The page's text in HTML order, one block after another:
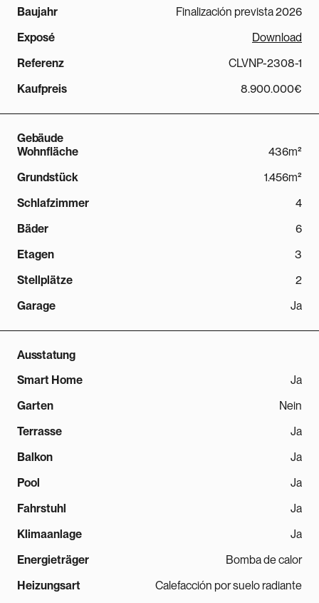
Baujahr
Finalización prevista 2026
Exposé
Download
Referenz
CLVNP-2308-1
Kaufpreis
8.900.000€
Gebäude
Wohnfläche
436m²
Grundstück
1.456m²
Schlafzimmer
4
Bäder
6
Etagen
3
Stellplätze
2
Garage
Ja
Ausstatung
Smart Home
Ja
Garten
Nein
Terrasse
Ja
Balkon
Ja
Pool
Ja
Fahrstuhl
Ja
Klimaanlage
Ja
Energieträger
Bomba de calor
Heizungsart
Calefacción por suelo radiante